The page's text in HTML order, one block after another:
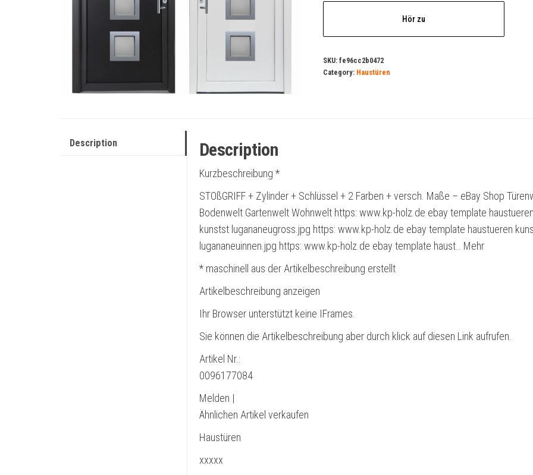
Hör zu
SKU: fe96cc2b0472
Category: Haustüren
Description Description
Kurzbeschreibung *
STOßGRIFF + Zylinder + Schlüssel + 2 Farben + versch. Maße – eBay Shop
Bodenwelt Gartenwelt Wohnwelt https: www.kp-holz.de ebay template
kunstst lugananeugross.jpg https: www.kp-holz.de ebay template haustueren
lugananeuinnen.jpg https: www.kp-holz.de ebay template haust… Mehr
* maschinell aus der Artikelbeschreibung erstellt
Artikelbeschreibung anzeigen
Ihr Browser unterstützt keine IFrames.
Sie können die Artikelbeschreibung aber durch klick auf diesen Link aufrufen.
Artikel Nr.:
0096177084
Melden |
Ähnlichen Artikel verkaufen
Haustüren
xxxxx